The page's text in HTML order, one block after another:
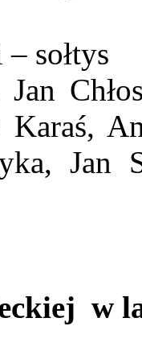
sołtys
Karaś,
Jan
w